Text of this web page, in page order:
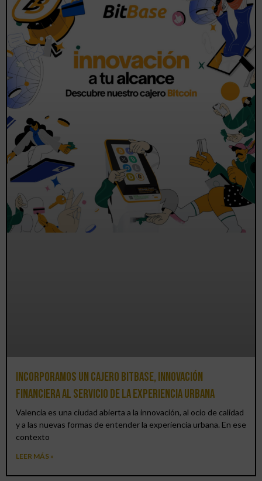
Incorporamos un cajero BitBase, innovación
financiera al servicio de la experiencia urbana
Valencia es una ciudad abierta a la innovación, al ocio de calidad
y a las nuevas formas de entender la experiencia urbana. En ese
contexto
LEER MÁS »